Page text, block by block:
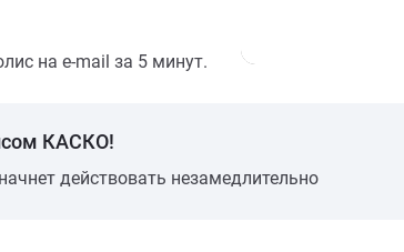
на e-mail за 5 минут.
КАСКО!
действовать незамедлительно